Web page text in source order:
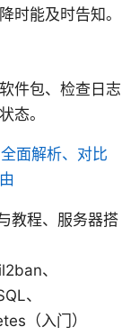
时能及时告知。
件包、检查日志
态。
面解析、对比
教程、服务器搭
、
、
（入门）